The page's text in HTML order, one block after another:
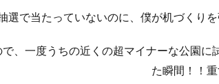
選で当たっていないのに、僕が机づくり
、一度うちの近くの超マイナーな公園
た瞬間！！